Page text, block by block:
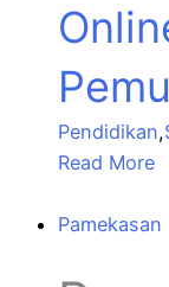
Pendidikan,
Read More
Pamekasan